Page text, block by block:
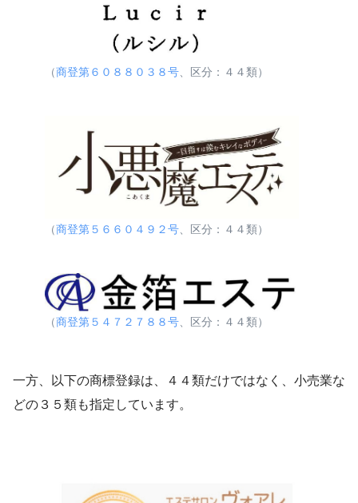
（商登第６０８８０３８号 、区分：４４類）
（商登第５６６０４９２号 、区分：４４類）
（商登第５４７２７８８号 、区分：４４類）
一方、以下の商標登録は、４４類だけではなく、小売業な
どの３５類も指定しています。